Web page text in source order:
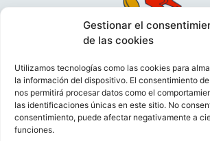
Gestionar el
de las cookies
Utilizamos tecnologías como las cookies para
la información del dispositivo. El consentimiento
nos permitirá procesar datos como el
las identificaciones únicas en este sitio. No
consentimiento, puede afectar negativamente a
funciones.